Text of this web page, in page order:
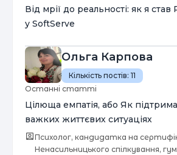
Від мрії до реальності: як я
у SoftServe
Ольга Карпова
Кількість постів: 11
Останні статті
Цілюща емпатія, або Як
важких життєвих ситуаціях
Психолог, кандидатка на
Ненасильницького спілкування,